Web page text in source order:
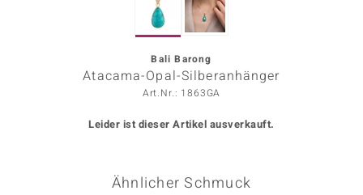
Bali Barong
Atacama-Opal-Silberanhänger
Art.Nr.: 1863GA
Leider ist dieser Artikel ausverkauft.
Ähnlicher Schmuck